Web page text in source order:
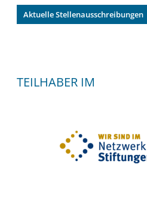
Aktuelle Stellenausschreibungen
TEILHABER IM